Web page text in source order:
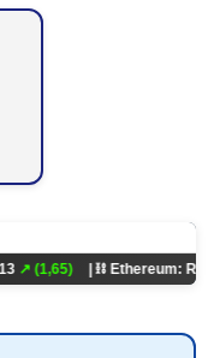
| ⛓️ Ethereum: R$ 18.321,93